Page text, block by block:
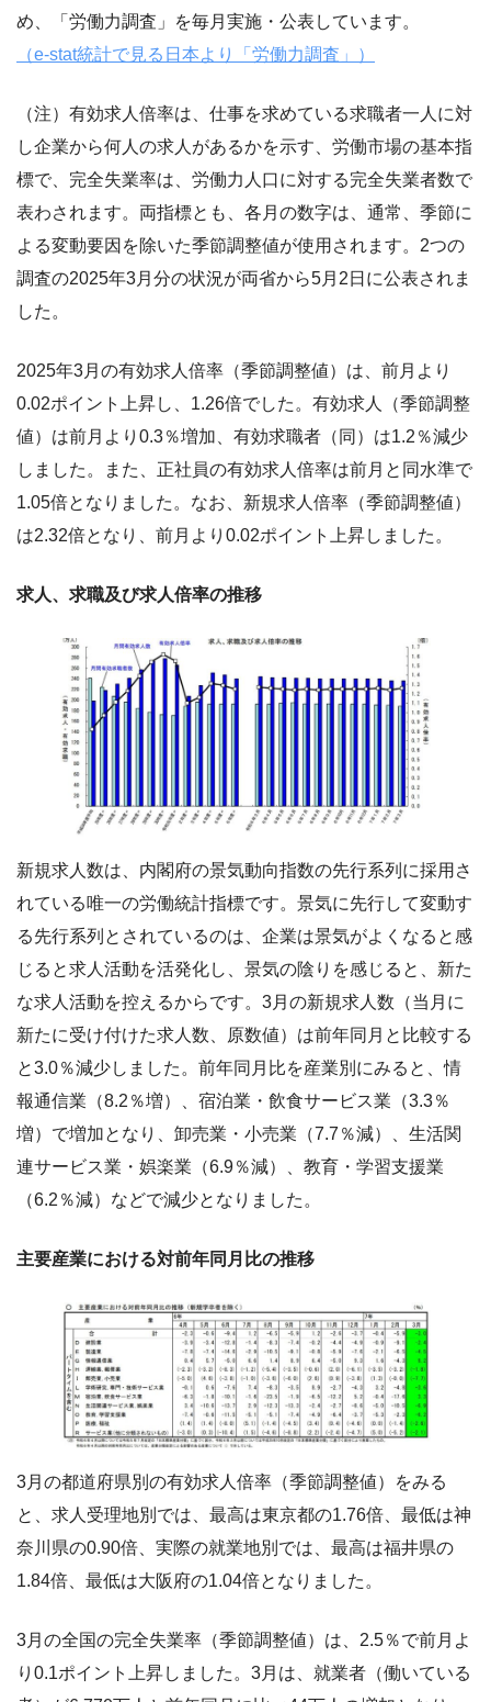
め、「労働力調査」を毎月実施・公表しています。
（e-stat統計で見る日本より「労働力調査」）
（注）有効求人倍率は、仕事を求めている求職者一人に対
し企業から何人の求人があるかを示す、労働市場の基本指
標で、完全失業率は、労働力人口に対する完全失業者数で
表わされます。両指標とも、各月の数字は、通常、季節に
よる変動要因を除いた季節調整値が使用されます。2つの
調査の2025年3月分の状況が両省から5月2日に公表されま
した。
2025年3月の有効求人倍率（季節調整値）は、前月より
0.02ポイント上昇し、1.26倍でした。有効求人（季節調整
値）は前月より0.3％増加、有効求職者（同）は1.2％減少
しました。また、正社員の有効求人倍率は前月と同水準で
1.05倍となりました。なお、新規求人倍率（季節調整値）
は2.32倍となり、前月より0.02ポイント上昇しました。
求人、求職及び求人倍率の推移
新規求人数は、内閣府の景気動向指数の先行系列に採用さ
れている唯一の労働統計指標です。景気に先行して変動す
る先行系列とされているのは、企業は景気がよくなると感
じると求人活動を活発化し、景気の陰りを感じると、新た
な求人活動を控えるからです。3月の新規求人数（当月に
新たに受け付けた求人数、原数値）は前年同月と比較する
と3.0％減少しました。前年同月比を産業別にみると、情
報通信業（8.2％増）、宿泊業・飲食サービス業（3.3％
増）で増加となり、卸売業・小売業（7.7％減）、生活関
連サービス業・娯楽業（6.9％減）、教育・学習支援業
（6.2％減）などで減少となりました。
主要産業における対前年同月比の推移
3月の都道府県別の有効求人倍率（季節調整値）をみる
と、求人受理地別では、最高は東京都の1.76倍、最低は神
奈川県の0.90倍、実際の就業地別では、最高は福井県の
1.84倍、最低は大阪府の1.04倍となりました。
3月の全国の完全失業率（季節調整値）は、2.5％で前月よ
り0.1ポイント上昇しました。3月は、就業者（働いている